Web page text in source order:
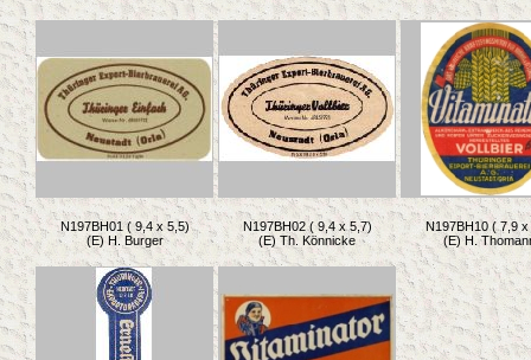
N197BH01 ( 9,4 x 5,5)
(E) H. Burger
N197BH02 ( 9,4 x 5,7)
(E) Th. Könnicke
N197BH10 ( 7,9 x
(E) H.